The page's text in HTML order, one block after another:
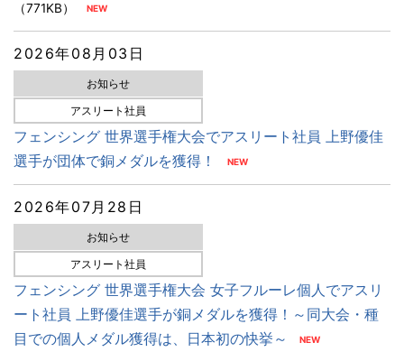
（771KB）
2026年08月03日
お知らせ
アスリート社員
フェンシング 世界選手権大会でアスリート社員 上野優佳
選手が団体で銅メダルを獲得！
2026年07月28日
お知らせ
アスリート社員
フェンシング 世界選手権大会 女子フルーレ個人でアスリ
ート社員 上野優佳選手が銅メダルを獲得！～同大会・種
目での個人メダル獲得は、日本初の快挙～